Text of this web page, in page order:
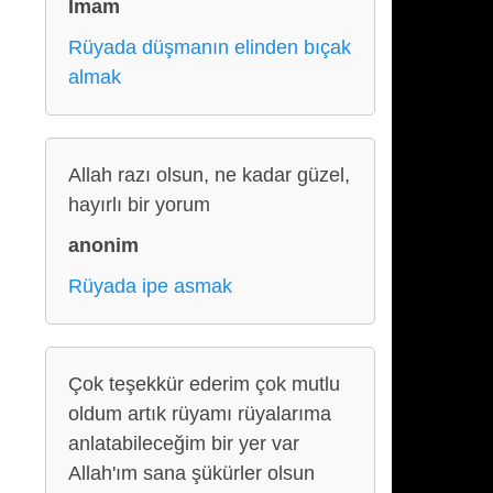
İmam
Rüyada düşmanın elinden bıçak
almak
Allah razı olsun, ne kadar güzel,
hayırlı bir yorum
anonim
Rüyada ipe asmak
Çok teşekkür ederim çok mutlu
oldum artık rüyamı rüyalarıma
anlatabileceğim bir yer var
Allah'ım sana şükürler olsun